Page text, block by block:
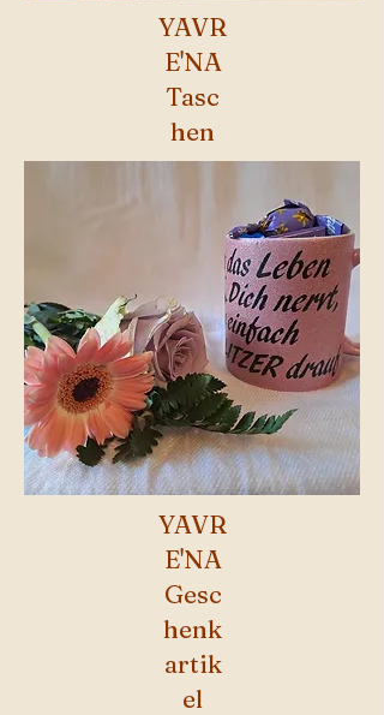
YAVR
E'NA
Tasc
hen
YAVR
E'NA
Gesc
henk
artik
el